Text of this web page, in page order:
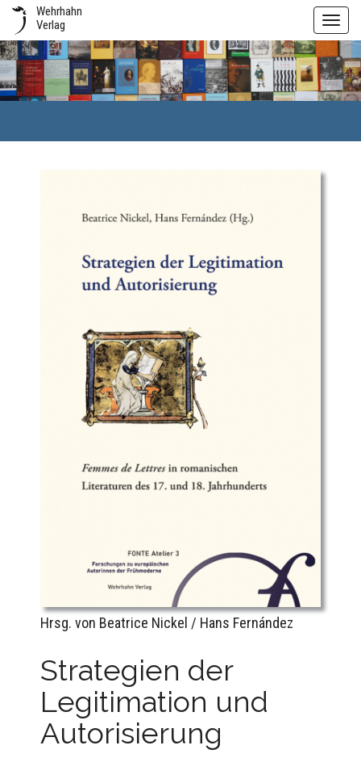
Wehrhahn
Verlag
Hrsg. von Beatrice Nickel / Hans Fernández
Strategien der
Legitimation und
Autorisierung